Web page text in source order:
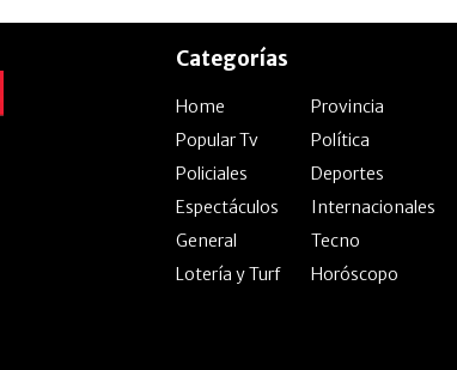
Categorías
Home
Provincia
Popular Tv
Política
Policiales
Deportes
Espectáculos
Internacionales
General
Tecno
Lotería y Turf
Horóscopo